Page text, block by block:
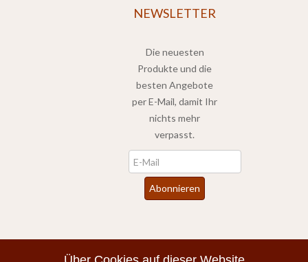
NEWSLETTER
Die neuesten
Produkte und die
besten Angebote
per E-Mail, damit Ihr
nichts mehr
verpasst.
Abonnieren